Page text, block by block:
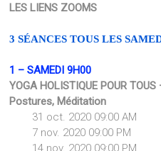
LES LIENS ZOOMS
3 SÉANCES TOUS LES
1 – SAMEDI 9H00
YOGA HOLISTIQUE POUR
Postures, Méditation
31 oct. 2020 09:00 AM
7 nov. 2020 09:00 PM
14 nov. 2020 09:00 PM